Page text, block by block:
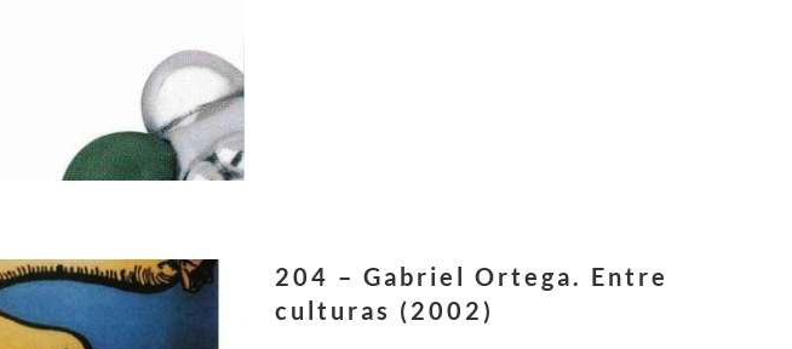
204 – Gabriel Ortega. Entre
culturas (2002)